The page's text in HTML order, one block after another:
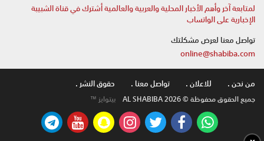
لمتابعة آخر وأهم الأخبار المحلية والعربية والعالمية أشترك في قناة الشبيبة
الإخبارية على الواتساب
تواصل معنا لعرض مشكلتك
online@shabiba.com
من نحن .
للاعلان . تواصل معنا . حقوق النشر .
جميع الحقوق محفوظة © AL SHABIBA 2026 بيتوايز ™